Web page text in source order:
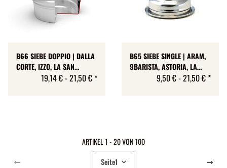
B66 SIEBE DOPPIO | DALLA
CORTE, IZZO, LA SAN
MARCO | IMS COMPETITION
19,14 € -21,50 € *
B65 SIEBE SINGLE | ARAM,
9BARISTA, ASTORIA, LA
SPAZIALE, WEGA (KLEINE
9,50 € -21,50 € *
ARTIKEL 1 - 20 VON 100
Seite1